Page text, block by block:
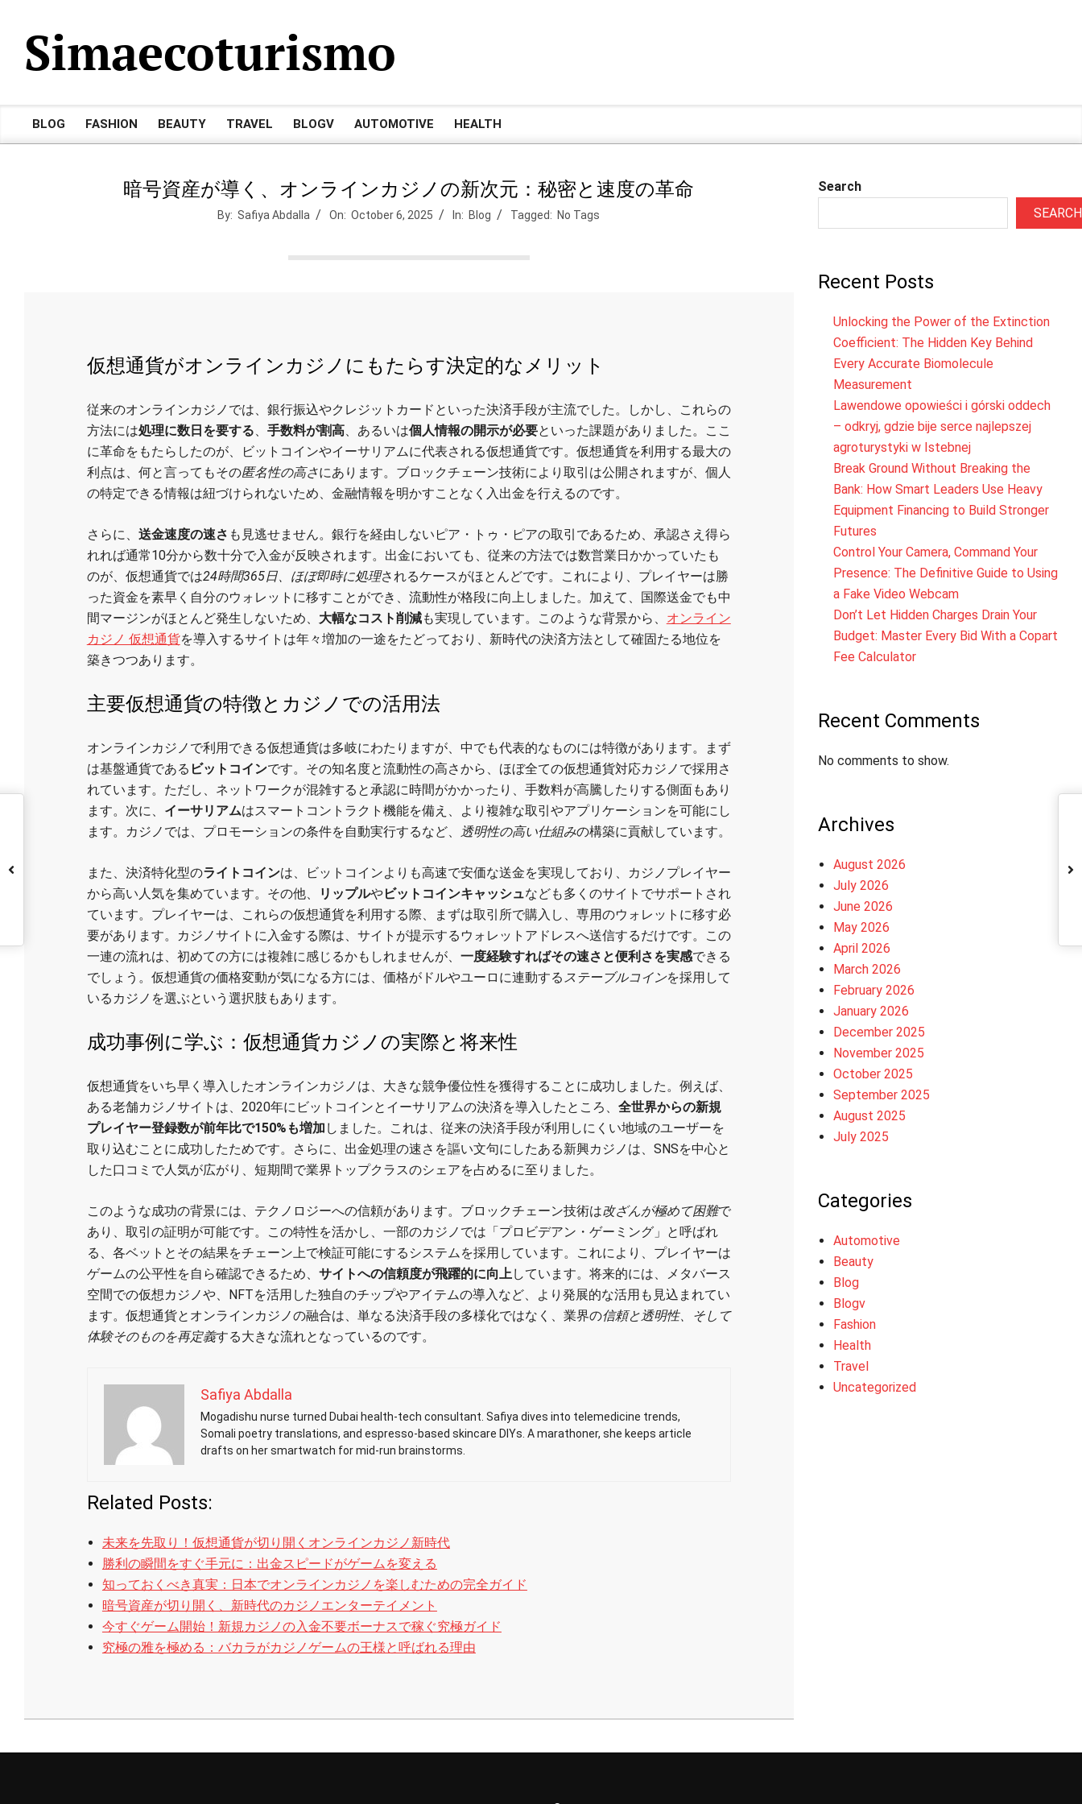
contentSimaecoturismo
Primary
BLOG FASHION BEAUTY TRAVEL BLOGV AUTOMOTIVE HEALTH
暗号資産が導く、オンラインカジノの新次元：秘密と速度の革命
By: Safiya Abdalla On: October 6, 2025 In: Blog Tagged: No Tags
仮想通貨がオンラインカジノにもたらす決定的なメリット
従来のオンラインカジノでは、銀行振込やクレジットカードといった決済手段が主流でした。しかし、これらの
方法には処理に数日を要する、 手数料が割高、あるいは個人情報の開示が必要といった課題がありました。ここ
に革命をもたらしたのが、ビットコインやイーサリアムに代表される仮想通貨です。仮想通貨を利用する最大の
利点は、何と言ってもその匿名性の高さにあります。ブロックチェーン技術により取引は公開されますが、個人
の特定できる情報は紐づけられないため、金融情報を明かすことなく入出金を行えるのです。
さらに、 送金速度の速さ も見逃せません。銀行を経由しないピア・トゥ・ピアの取引であるため、承認さえ得ら
れれば通常10分から数十分で入金が反映されます。出金においても、従来の方法では数営業日かかっていたも
のが、仮想通貨では24時間365日、ほぼ即時に処理されるケースがほとんどです。これにより、プレイヤーは勝
った資金を素早く自分のウォレットに移すことができ、流動性が格段に向上しました。加えて、国際送金でも中
間マージンがほとんど発生しないため、 大幅なコスト削減も実現しています。このような背景から、 オンライン
カジノ 仮想通貨を導入するサイトは年々増加の一途をたどっており、新時代の決済方法として確固たる地位を
築きつつあります。
主要仮想通貨の特徴とカジノでの活用法
オンラインカジノで利用できる仮想通貨は多岐にわたりますが、中でも代表的なものには特徴があります。まず
は基盤通貨である ビットコインです。その知名度と流動性の高さから、ほぼ全ての仮想通貨対応カジノで採用さ
れています。ただし、ネットワークが混雑すると承認に時間がかかったり、手数料が高騰したりする側面もあり
ます。次に、 イーサリアムはスマートコントラクト機能を備え、より複雑な取引やアプリケーションを可能にし
ます。カジノでは、プロモーションの条件を自動実行するなど、 透明性の高い仕組みの構築に貢献しています。
また、決済特化型のライトコインは、ビットコインよりも高速で安価な送金を実現しており、カジノプレイヤー
から高い人気を集めています。その他、
リップルやビットコインキャッシュなども多くのサイトでサポートされ
ています。プレイヤーは、これらの仮想通貨を利用する際、まずは取引所で購入し、専用のウォレットに移す必
要があります。カジノサイトに入金する際は、サイトが提示するウォレットアドレスへ送信するだけです。この
一連の流れは、初めての方には複雑に感じるかもしれませんが、 一度経験すればその速さと便利さを実感できる
でしょう。仮想通貨の価格変動が気になる方には、価格がドルやユーロに連動するステーブルコインを採用して
いるカジノを選ぶという選択肢もあります。
成功事例に学ぶ：仮想通貨カジノの実際と将来性
仮想通貨をいち早く導入したオンラインカジノは、大きな競争優位性を獲得することに成功しました。例えば、
ある老舗カジノサイトは、2020年にビットコインとイーサリアムの決済を導入したところ、 全世界からの新規
プレイヤー登録数が前年比で150%も増加 しました。これは、従来の決済手段が利用しにくい地域のユーザーを
取り込むことに成功したためです。さらに、出金処理の速さを謳い文句にしたある新興カジノは、SNSを中心と
した口コミで人気が広がり、短期間で業界トップクラスのシェアを占めるに至りました。
このような成功の背景には、テクノロジーへの信頼があります。ブロックチェーン技術は改ざんが極めて困難で
あり、取引の証明が可能です。この特性を活かし、一部のカジノでは「プロビデアン・ゲーミング」と呼ばれ
る、各ベットとその結果をチェーン上で検証可能にするシステムを採用しています。これにより、プレイヤーは
ゲームの公平性を自ら確認できるため、 サイトへの信頼度が飛躍的に向上しています。将来的には、メタバース
空間での仮想カジノや、NFTを活用した独自のチップやアイテムの導入など、より発展的な活用も見込まれてい
ます。仮想通貨とオンラインカジノの融合は、単なる決済手段の多様化ではなく、業界の信頼と透明性、そして
体験そのものを再定義する大きな流れとなっているのです。
Safiya Abdalla
Mogadishu nurse turned Dubai health-tech consultant. Safiya dives into telemedicine trends,
Somali poetry translations, and espresso-based skincare DIYs. A marathoner, she keeps article
drafts on her smartwatch for mid-run brainstorms.
Related Posts:
未来を先取り！仮想通貨が切り開くオンラインカジノ新時代
勝利の瞬間をすぐ手元に：出金スピードがゲームを変える
知っておくべき真実：日本でオンラインカジノを楽しむための完全ガイド
暗号資産が切り開く、新時代のカジノエンターテイメント
今すぐゲーム開始！新規カジノの入金不要ボーナスで稼ぐ究極ガイド
究極の雅を極める：バカラがカジノゲームの王様と呼ばれる理由
10-
Search
SEARCH
Recent Posts
Unlocking the Power of the Extinction
Coefficient: The Hidden Key Behind
Every Accurate Biomolecule
Measurement
Lawendowe opowieści i górski oddech
– odkryj, gdzie bije serce najlepszej
agroturystyki w Istebnej
Break Ground Without Breaking the
Bank: How Smart Leaders Use Heavy
Equipment Financing to Build Stronger
Futures
Control Your Camera, Command Your
Presence: The Definitive Guide to Using
a Fake Video Webcam
Don’t Let Hidden Charges Drain Your
Budget: Master Every Bid With a Copart
Fee Calculator
Recent Comments
No comments to show.
Archives
August 2026
July 2026
June 2026
May 2026
April 2026
March 2026
February 2026
January 2026
December 2025
November 2025
October 2025
September 2025
August 2025
July 2025
Categories
Automotive
Beauty
Blog
Blogv
Fashion
Health
Travel
Uncategorized